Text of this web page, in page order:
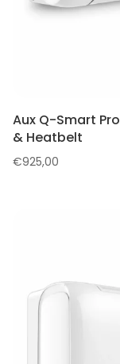
Aux Q-Smart
& Heatbelt
€925,00